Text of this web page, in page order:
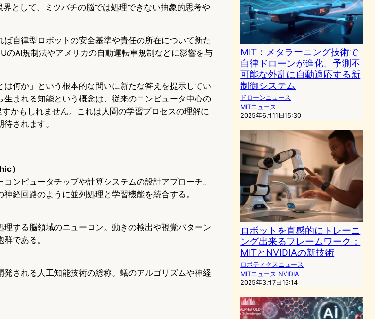
として、ミツバチの脳では処理できない抽象的思考や
自律型ロボットの安全基準や責任の所在について新た
のAI規制法やアメリカの自動運転車規制などに影響を与
何か」という根本的な問いに新たな答えを提示してい
生まれる知能という概念は、従来のコンピュータ中心の
かもしれません。これは人間の学習プロセスの理解に
されます。
）
ンピュータチップや計算システムの設計アプローチ。
経回路のように並列処理と学習機能を統合する。
する脳領域のニューロン。動きの検出や視覚パターン
である。
される人工知能技術の総称。蟻のアルゴリズムや神経
MIT：メタラーニング技術で
自律ドローンが進化、予測不
可能な外乱に自動適応する新
制御システム
ドローンニュース
MITニュース
2025年6月11日15:30
ロボットを直感的にトレーニ
ング出来るフレームワーク：
MITとNVIDIAの新技術
ロボティクスニュース
MITニュース NVIDIA
2025年3月7日16:14